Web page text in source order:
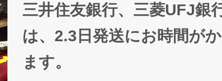
三井住友銀行、三菱UFJ銀
は、2.3日発送にお時間が
ます。